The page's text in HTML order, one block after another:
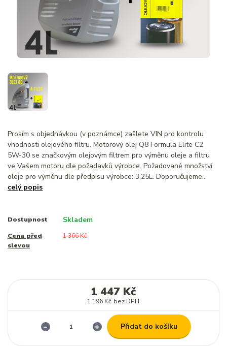
Prosím s objednávkou (v poznámce) zašlete VIN pro kontrolu
vhodnosti olejového filtru. Motorový olej Q8 Formula Elite C2
5W-30 se značkovým olejovým filtrem pro výměnu oleje a filtru
ve Vašem motoru dle požadavků výrobce. Požadované množství
oleje pro výměnu dle předpisu výrobce: 3,25L. Doporučujeme...
celý popis
Dostupnost Skladem
Cena před
slevou
1 366 Kč
1 447 Kč
1 196 Kč bez DPH
Přidat do košíku